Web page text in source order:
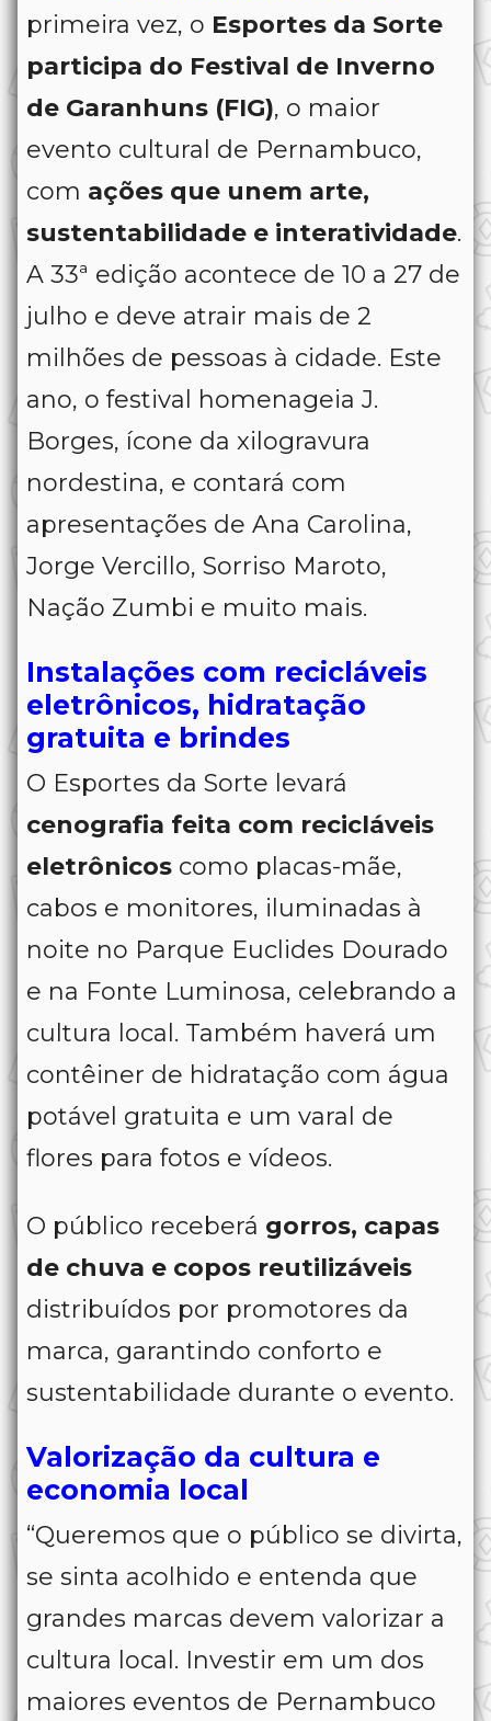
primeira vez, o Esportes da Sorte
participa do Festival de Inverno
de Garanhuns (FIG), o maior
evento cultural de Pernambuco,
com ações que unem arte,
sustentabilidade e interatividade.
A 33ª edição acontece de 10 a 27 de
julho e deve atrair mais de 2
milhões de pessoas à cidade. Este
ano, o festival homenageia J.
Borges, ícone da xilogravura
nordestina, e contará com
apresentações de Ana Carolina,
Jorge Vercillo, Sorriso Maroto,
Nação Zumbi e muito mais.
Instalações com recicláveis
eletrônicos, hidratação
gratuita e brindes
O Esportes da Sorte levará
cenografia feita com recicláveis
eletrônicos como placas-mãe,
cabos e monitores, iluminadas à
noite no Parque Euclides Dourado
e na Fonte Luminosa, celebrando a
cultura local. Também haverá um
contêiner de hidratação com água
potável gratuita e um varal de
flores para fotos e vídeos.
O público receberá gorros, capas
de chuva e copos reutilizáveis
distribuídos por promotores da
marca, garantindo conforto e
sustentabilidade durante o evento.
Valorização da cultura e
economia local
“Queremos que o público se divirta,
se sinta acolhido e entenda que
grandes marcas devem valorizar a
cultura local. Investir em um dos
maiores eventos de Pernambuco